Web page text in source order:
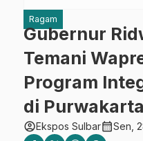
Ragam
Gubernur
Temani
Program
di Purwakarta
account_circleEkspos Sulbarcalendar_monthSen,